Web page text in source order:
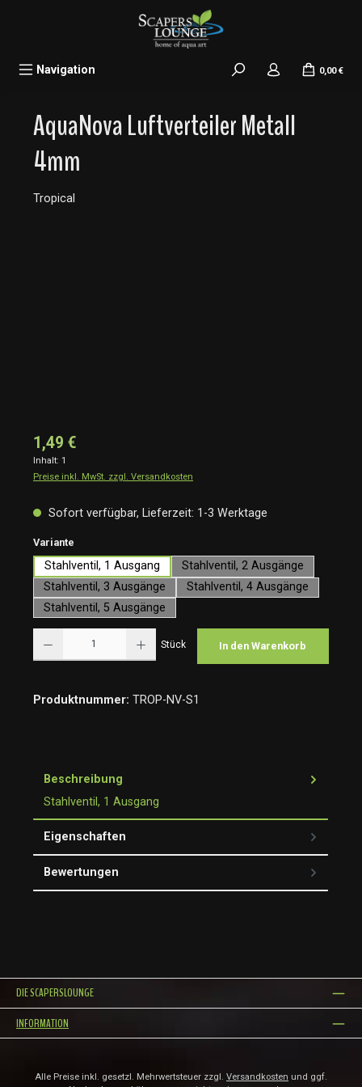
Navigation 0,00 €
AquaNova Luftverteiler Metall
4mm
Tropical
1,49 €
Inhalt: 1
Preise inkl. MwSt. zzgl. Versandkosten
Sofort verfügbar, Lieferzeit: 1-3 Werktage
Variante
Stahlventil, 1 Ausgang
Stahlventil, 2 Ausgänge
Stahlventil, 3 Ausgänge
Stahlventil, 4 Ausgänge
Stahlventil, 5 Ausgänge
Stück In den Warenkorb
Produktnummer: TROP-NV-S1
Beschreibung
Stahlventil, 1 Ausgang
Eigenschaften
Bewertungen
DIE SCAPERSLOUNGE
INFORMATION
Alle Preise inkl. gesetzl. Mehrwertsteuer zzgl. Versandkosten und ggf.